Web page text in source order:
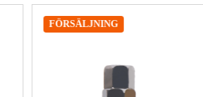
FÖRSÄLJNING